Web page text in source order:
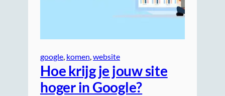
google komen website
Hoe krijg je jouw site
hoger in Google?